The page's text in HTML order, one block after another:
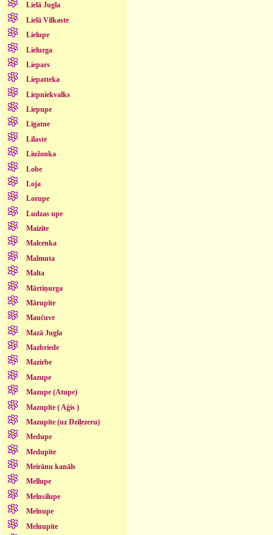
Lielā Jugla
Lielā Vilkaste
Lielupe
Lielurga
Liepars
Liepatteka
Liepniekvalks
Liepupe
Līgatne
Lilaste
Liužonka
Lobe
Loja
Lorupe
Ludzas upe
Maizīte
Malcenka
Malmuta
Malta
Mārtiņurga
Mārupīte
Maučuve
Mazā Jugla
Mazbriede
Mazirbe
Mazupe
Mazupe (Atupe)
Mazupīte ( Aģis )
Mazupīte (uz Dziļezeru)
Medupe
Medupīte
Meirānu kanāls
Mellupe
Melnsilupe
Melnupe
Melnupīte